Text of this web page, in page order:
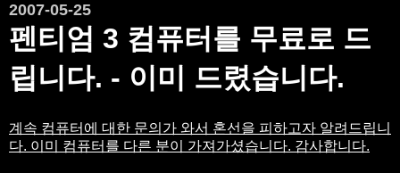
2007-05-25
펜티엄 3 컴퓨터를 무료로 드
립니다. - 이미 드렸습니다.
계속 컴퓨터에 대한 문의가 와서 혼선을 피하고자 알려드립니
다. 이미 컴퓨터를 다른 분이 가져가셨습니다. 감사합니다.